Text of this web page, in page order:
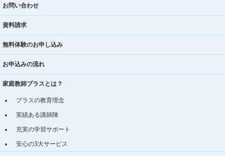
お問い合わせ
資料請求
無料体験のお申し込み
お申込みの流れ
家庭教師プラスとは？
プラスの教育理念
実績ある講師陣
充実の学習サポート
安心の3大サービス